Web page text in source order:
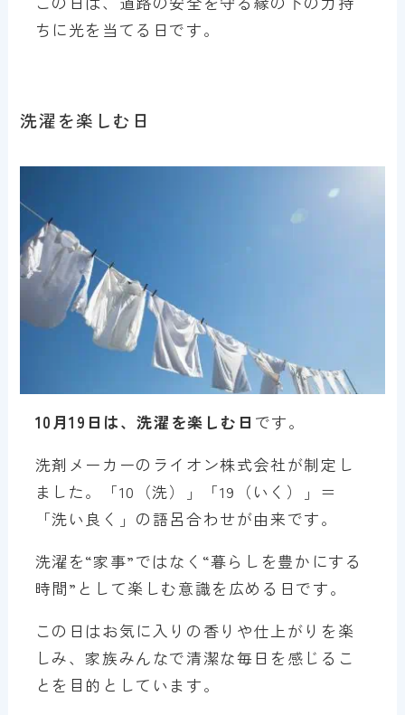
ちに光を当てる日です。
洗濯を楽しむ日
10月19日は、洗濯を楽しむ日 です。
洗剤メーカーのライオン株式会社が制定し
ました。「10（洗）」「19（いく）」＝
「洗い良く」の語呂合わせが由来です。
洗濯を“家事”ではなく“暮らしを豊かにする
時間”として楽しむ意識を広める日です。
この日はお気に入りの香りや仕上がりを楽
しみ、家族みんなで清潔な毎日を感じるこ
とを目的としています。